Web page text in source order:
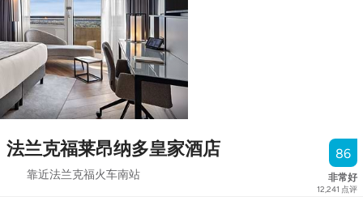
法兰克福莱昂纳多皇家酒店
靠近法兰克福火车南站
86
非常好
12,241 点评